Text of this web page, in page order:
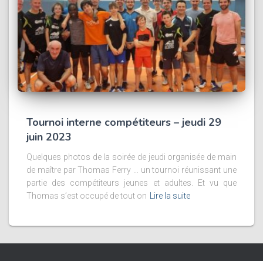
Tournoi interne compétiteurs – jeudi 29
juin 2023
Quelques photos de la soirée de jeudi organisée de main
de maître par Thomas Ferry … un tournoi réunissant une
partie des compétiteurs jeunes et adultes. Et vu que
Thomas s’est occupé de tout on
Lire la suite